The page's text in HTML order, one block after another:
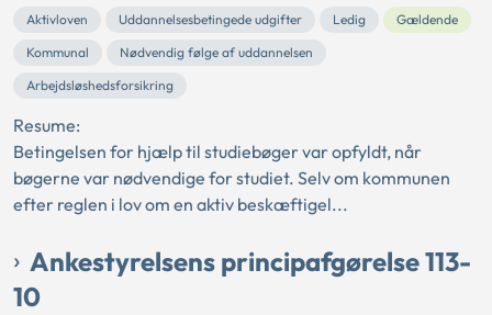
Aktivloven Uddannelsesbetingede udgifter Ledig
Gældende
Kommunal
Nødvendig følge af uddannelsen
Arbejdsløshedsforsikring
Resume:
Betingelsen for hjælp til studiebøger var opfyldt, når
bøgerne var nødvendige for studiet. Selv om kommunen
efter reglen i lov om en aktiv beskæftigel...
Ankestyrelsens principafgørelse 113-
10